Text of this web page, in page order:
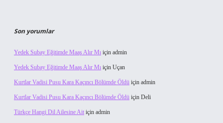
Son yorumlar
Yedek Subay Eğitimde Maaş Alır Mı için admin
Yedek Subay Eğitimde Maaş Alır Mı için Uçan
Kurtlar Vadisi Pusu Kara Kaçıncı Bölümde Öldü için admin
Kurtlar Vadisi Pusu Kara Kaçıncı Bölümde Öldü için Deli
Türkçe Hangi Dil Ailesine Ait için admin